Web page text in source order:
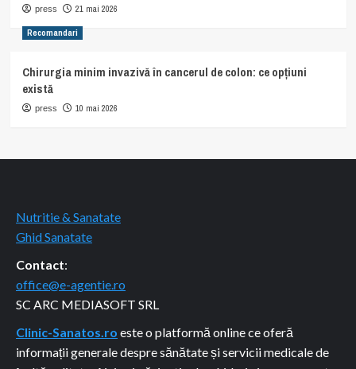
press 21 mai 2026
Recomandari
Chirurgia minim invazivă în cancerul de colon: ce opțiuni
există
press 10 mai 2026
Nutritie & Sanatate
Ghid Sanatate
Contact:
office@e-agentie.ro
SC ARC MEDIASOFT SRL
Clinic-Sanatos.ro este o platformă online ce oferă
informații generale despre sănătate și servicii medicale de